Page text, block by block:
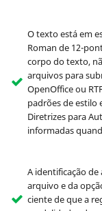
O texto está em
Roman de 12-
corpo do texto,
arquivos para
OpenOffice ou
padrões de estilo
Diretrizes para
informadas
A identificação
arquivo e da
ciente de que a